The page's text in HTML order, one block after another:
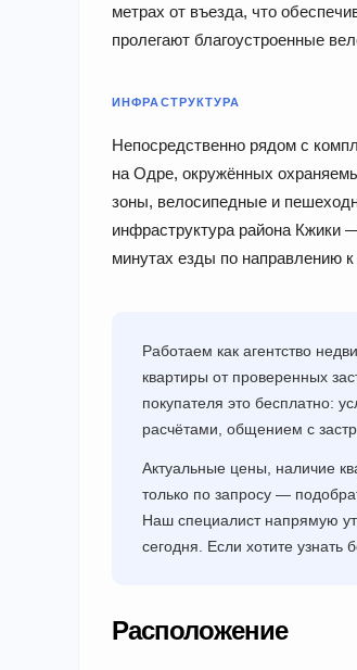
метрах от въезда, что
пролегают благоустроенные
ИНФРАСТРУКТУРА
Непосредственно рядом с
на Одре, окружённых
зоны, велосипедные и
инфраструктура района Кжики
минутах езды по направлению к
Работаем как агентство
квартиры от проверенных
покупателя это бесплатно:
расчётами, общением с
Актуальные цены, наличие
только по запросу —
Наш специалист напрямую
сегодня. Если хотите
Расположение